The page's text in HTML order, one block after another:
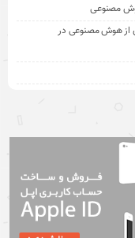
مصنوعی
از هوش مصنوعی در